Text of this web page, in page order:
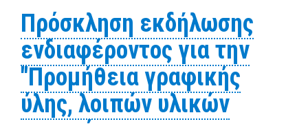
ΔΙΑΓΩΝΙΣΜΟΥ ΓΙΑ ΤΗΝ
ΠΡΟΜΗΘΕΙΑ ΦΥΤΩΝ
Πρόσκληση εκδήλωσης
ενδιαφέροντος για την
"Προμήθεια γραφικής
ύλης, λοιπών υλικών